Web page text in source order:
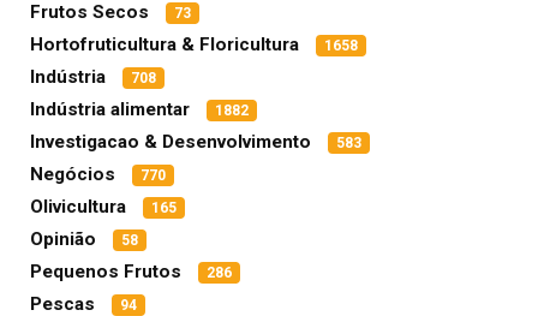
Frutos Secos 73
Hortofruticultura & Floricultura 1658
Indústria 708
Indústria alimentar 1882
Investigacao & Desenvolvimento 583
Negócios 770
Olivicultura 165
Opinião 58
Pequenos Frutos 286
Pescas 94